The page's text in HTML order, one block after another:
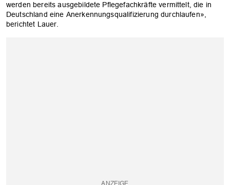
werden bereits ausgebildete Pflegefachkräfte vermittelt, die in
Deutschland eine Anerkennungsqualifizierung durchlaufen»,
berichtet Lauer.